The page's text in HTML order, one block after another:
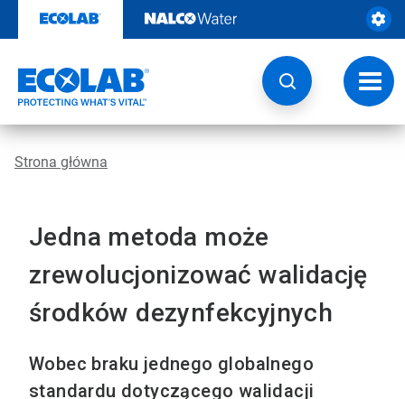
zawartości
Strona główna
Jedna metoda może
zrewolucjonizować walidację
środków dezynfekcyjnych
Wobec braku jednego globalnego
standardu dotyczącego walidacji